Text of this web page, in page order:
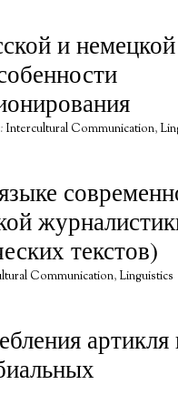
и немецкой
Intercultural Communication,
текстов)
Communication, Linguistics
артикля